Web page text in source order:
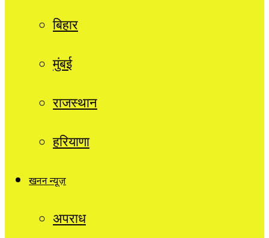
बिहार
मुंबई
राजस्थान
हरियाणा
खनन न्यूज़
अपराध